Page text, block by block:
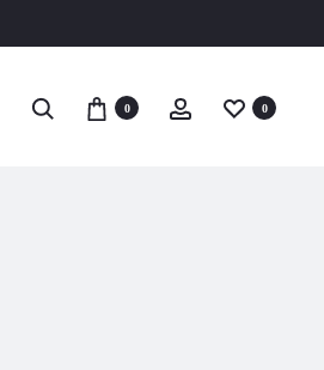
Recherche 0 Account 0